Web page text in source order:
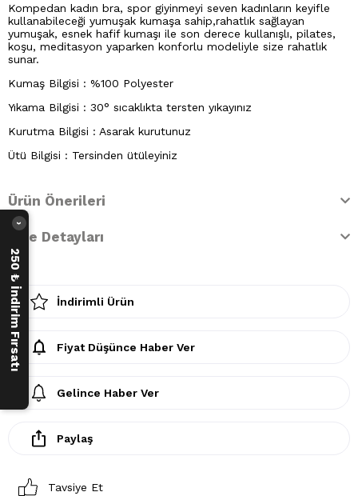
Kompedan kadın bra, spor giyinmeyi seven kadınların keyifle
kullanabileceği yumuşak kumaşa sahip,rahatlık sağlayan
yumuşak, esnek hafif kumaşı ile son derece kullanışlı, pilates,
koşu, meditasyon yaparken konforlu modeliyle size rahatlık
sunar.
Kumaş Bilgisi : %100 Polyester
Yıkama Bilgisi : 30° sıcaklıkta tersten yıkayınız
Kurutma Bilgisi : Asarak kurutunuz
Ütü Bilgisi : Tersinden ütüleyiniz
Ürün Önerileri
İade Detayları
İndirimli Ürün
Fiyat Düşünce Haber Ver
Gelince Haber Ver
Paylaş
Tavsiye Et
250 ₺ İndirim Fırsatı
›